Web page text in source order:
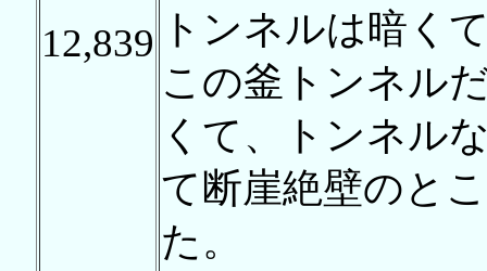
12,839 トンネルは暗く
この釜トンネル
くて、トンネル
て断崖絶壁のと
た。